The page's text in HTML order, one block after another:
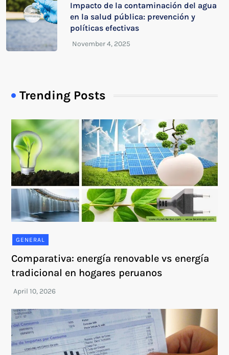
Impacto de la contaminación del agua
en la salud pública: prevención y
políticas efectivas
Trending Posts
GENERAL
Comparativa: energía renovable vs energía
tradicional en hogares peruanos